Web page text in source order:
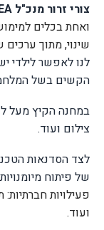
צורי זרור מנכ"ל
ואחת בכלים
שינוי, מתוך
לנו לאפשר לילדי
הקשים בשל
במחנה הקיץ
צילום ועוד.
לצד הסדנאות
של פיתוח
פעילויות
ועוד.